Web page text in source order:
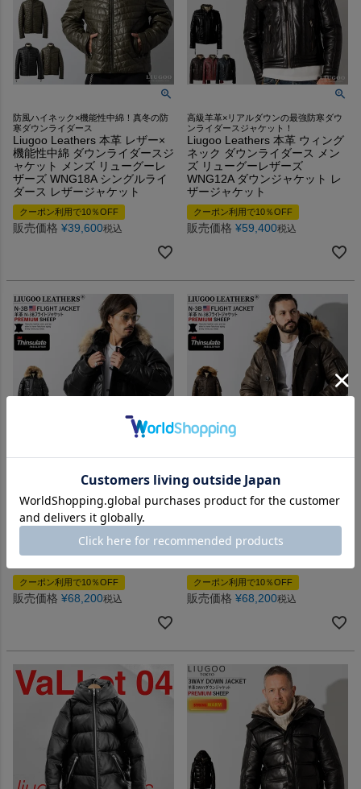
防風ハイネック×機能性中綿！真冬の防
寒ダウンライダース
Liugoo Leathers 本革 レザー×
機能性中綿 ダウンライダースジ
ャケット メンズ リューグーレ
ザーズ WNG18A シングルライ
ダース レザージャケット
クーポン利用で10％OFF
販売価格 ¥39,600税込
高級羊革×リアルダウンの最強防寒ダウ
ンライダースジャケット！
Liugoo Leathers 本革 ウィング
ネック ダウンライダース メン
ズ リューグーレザーズ
WNG12A ダウンジャケット レ
ザージャケット
クーポン利用で10％OFF
販売価格 ¥59,400税込
最強の防寒服「N-3B」
Liugoo Leathers 本革 N-3Bフラ
イトジャケット レザーダウンジ
ャケット メンズ リューグーレ
ザーズ MIL07B ミリタリージャ
クーポン利用で10％OFF
販売価格 ¥68,200税込
極寒地で作業するアメリカ空軍を支えた
最強の防寒服「N-3B」
Liugoo Leathers 本革 N-3Bフラ
イトジャケット レザーダウンジ
ャケット メンズ リューグーレ
ザーズ MIL07B ミリタリージャ
クーポン利用で10％OFF
販売価格 ¥68,200税込